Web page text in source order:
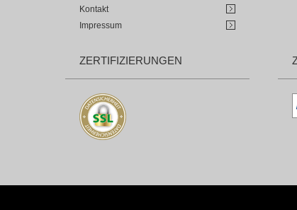
Kontakt
Impressum
ZERTIFIZIERUNGEN